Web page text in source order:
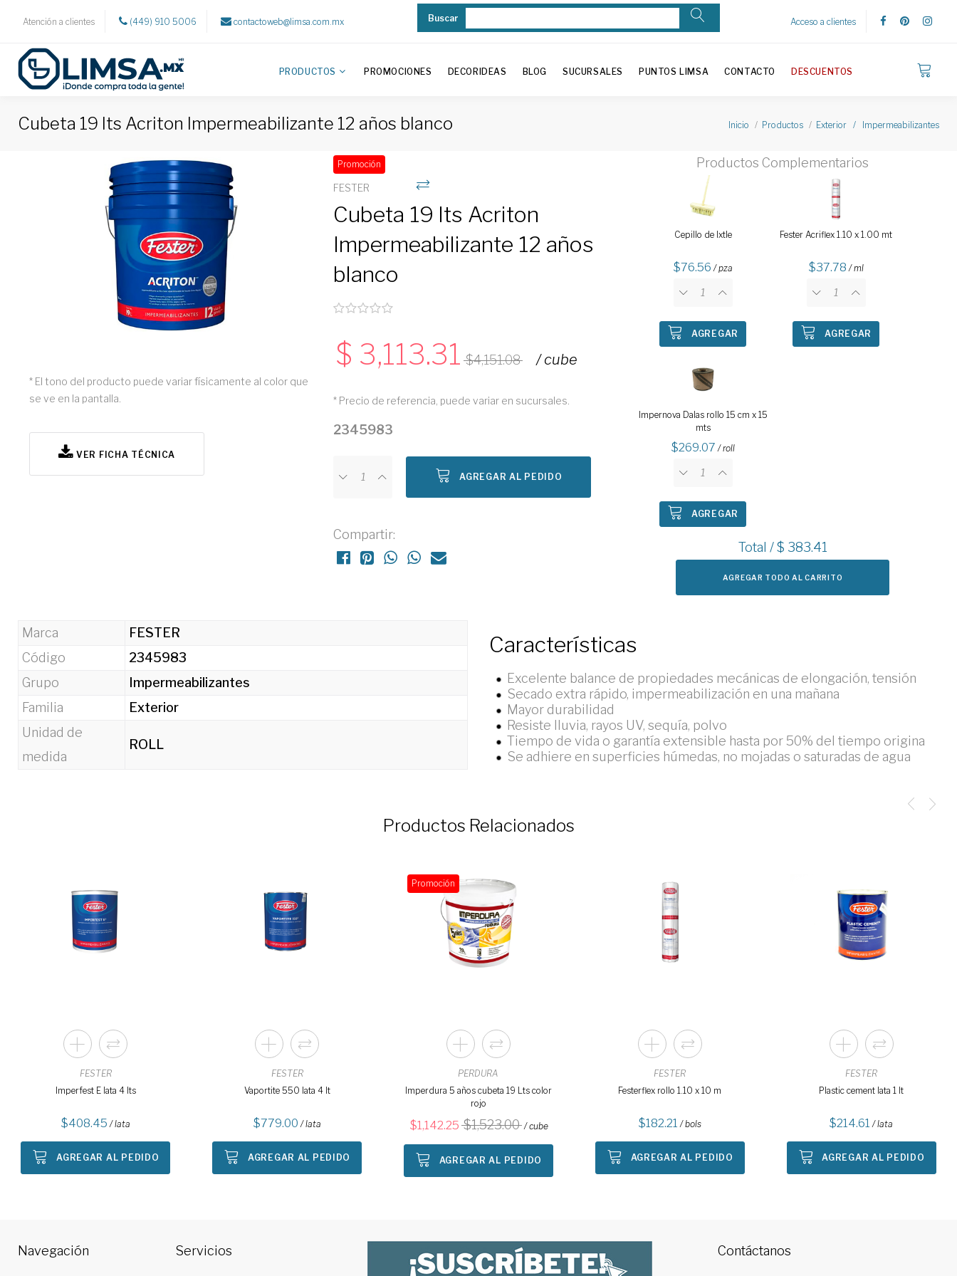
Atención a clientes (449) 910 5006 contactoweb@limsa.com.mx Buscar Acceso a clientes
PRODUCTOS PROMOCIONES DECORIDEAS BLOG SUCURSALES PUNTOS LIMSA CONTACTO DESCUENTOS
Cubeta 19 lts Acriton Impermeabilizante 12 años blanco Inicio Productos Exterior / Impermeabilizantes
* El tono del producto puede variar físicamente al color que
se ve en la pantalla.
VER FICHA TÉCNICA
Promoción
FESTER
Cubeta 19 lts Acriton
Impermeabilizante 12 años
blanco
3,113.31 4,151.08 / cube
* Precio de referencia, puede variar en sucursales.
2345983
AGREGAR AL PEDIDO
Compartir:
Productos Complementarios
Cepillo de Ixtle
76.56 / pza
AGREGAR
Fester Acriflex 1.10 x 1.00 mt
37.78 / ml
AGREGAR
Impernova Dalas rollo 15 cm x 15
mts
269.07 / roll
AGREGAR
Total / $ 383.41
AGREGAR TODO AL CARRITO
Marca
FESTER
Código
2345983
Grupo
Impermeabilizantes
Familia
Exterior
Unidad de
medida
ROLL
Características
Excelente balance de propiedades mecánicas de elongación, tensión
Secado extra rápido, impermeabilización en una mañana
Mayor durabilidad
Resiste lluvia, rayos UV, sequía, polvo
Tiempo de vida o garantía extensible hasta por 50% del tiempo origina
Se adhiere en superficies húmedas, no mojadas o saturadas de agua
Productos Relacionados
FESTER
Imperfest E lata 4 lts
408.45 / lata
AGREGAR AL PEDIDO
FESTER
Vaportite 550 lata 4 lt
779.00 / lata
AGREGAR AL PEDIDO
Promoción
PERDURA
Imperdura 5 años cubeta 19 Lts color
rojo
1,142.25 1,523.00 / cube
AGREGAR AL PEDIDO
FESTER
Festerflex rollo 1.10 x 10 m
182.21 / bols
AGREGAR AL PEDIDO
FESTER
Plastic cement lata 1 lt
214.61 / lata
AGREGAR AL PEDIDO
Navegación Servicios Contáctanos